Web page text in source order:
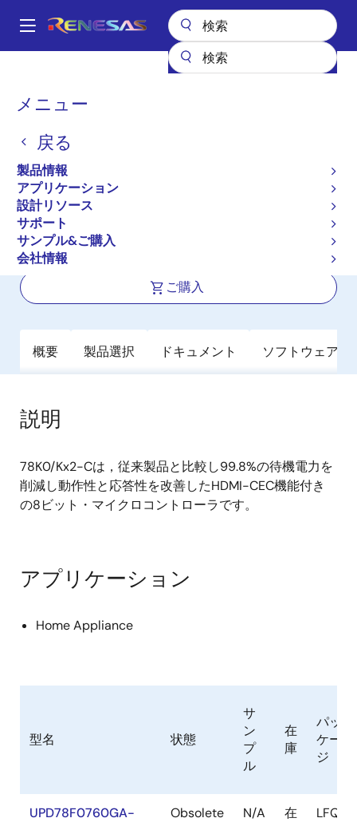
ン
Main
メニュー
戻る
製品情報
アプリケーション
設計リソース
サポート
サンプル&ご購入
会社情報
パ
く
ず
78K0/Kx2-C
78K0/Kx2-C
新規採用非推奨品
汎用コンパクト低消費電力 8 ビットマ
イクロコントローラ（新規採用非推奨
品）
ご購入
概要 製品選択 ドキュメント ソフトウェア／
説明
78K0/Kx2-Cは，従来製品と比較し99.8%の待機電力を
削減し動作性と応答性を改善したHDMI-CEC機能付き
の8ビット・マイクロコントローラです。
アプリケーション
Home Appliance
型名 状態
サ
ン
プ
ル
在
庫
パッ
ケー
ジ
UPD78F0760GA-
Obsolete N/A
在
LFQFP